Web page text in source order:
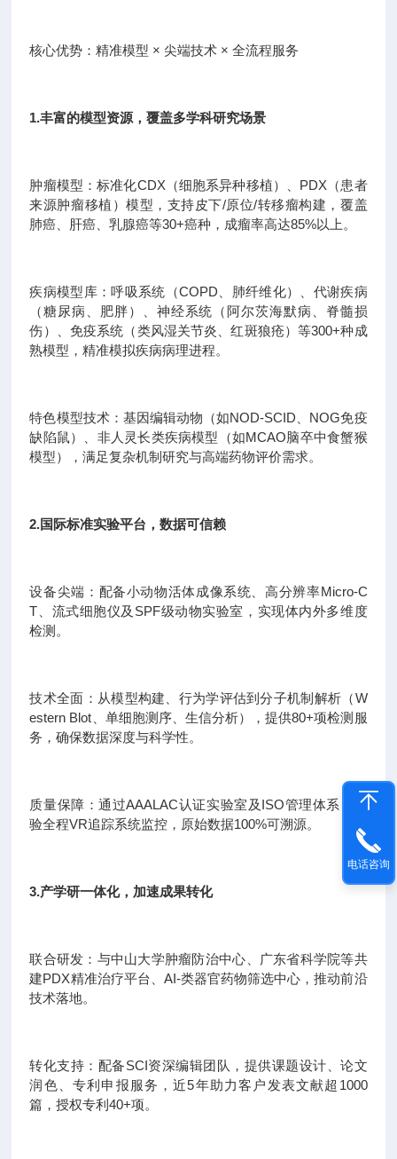
核心优势：精准模型 × 尖端技术 × 全流程服务
1.丰富的模型资源，覆盖多学科研究场景
肿瘤模型：标准化CDX（细胞系异种移植）、PDX（患者
来源肿瘤移植）模型，支持皮下/原位/转移瘤构建，覆盖
肺癌、肝癌、乳腺癌等30+癌种，成瘤率高达85%以上。
疾病模型库：呼吸系统（COPD、肺纤维化）、代谢疾病
（糖尿病、肥胖）、神经系统（阿尔茨海默病、脊髓损
伤）、免疫系统（类风湿关节炎、红斑狼疮）等300+种成
熟模型，精准模拟疾病病理进程。
特色模型技术：基因编辑动物（如NOD-SCID、NOG免疫
缺陷鼠）、非人灵长类疾病模型（如MCAO脑卒中食蟹猴
模型），满足复杂机制研究与高端药物评价需求。
2.国际标准实验平台，数据可信赖
设备尖端：配备小动物活体成像系统、高分辨率Micro-C
T、流式细胞仪及SPF级动物实验室，实现体内外多维度
检测。
技术全面：从模型构建、行为学评估到分子机制解析（W
estern Blot、单细胞测序、生信分析），提供80+项检测服
务，确保数据深度与科学性。
质量保障：通过AAALAC认证实验室及ISO管理体系，实
验全程VR追踪系统监控，原始数据100%可溯源。
3.产学研一体化，加速成果转化
联合研发：与中山大学肿瘤防治中心、广东省科学院等共
建PDX精准治疗平台、AI-类器官药物筛选中心，推动前沿
技术落地。
转化支持：配备SCI资深编辑团队，提供课题设计、论文
润色、专利申报服务，近5年助力客户发表文献超1000
篇，授权专利40+项。
电话咨询